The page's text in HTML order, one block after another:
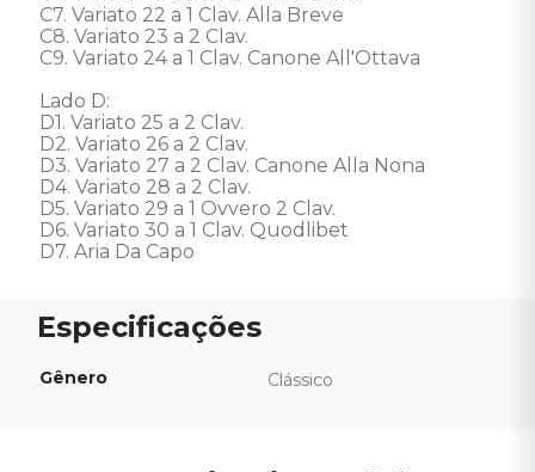
C7. Variato 22 a 1 Clav. Alla Breve
C8. Variato 23 a 2 Clav.
C9. Variato 24 a 1 Clav. Canone All'Ottava
Lado D:
D1. Variato 25 a 2 Clav.
D2. Variato 26 a 2 Clav.
D3. Variato 27 a 2 Clav. Canone Alla Nona
D4. Variato 28 a 2 Clav.
D5. Variato 29 a 1 Ovvero 2 Clav.
D6. Variato 30 a 1 Clav. Quodlibet
D7. Aria Da Capo
Gênero Clássico